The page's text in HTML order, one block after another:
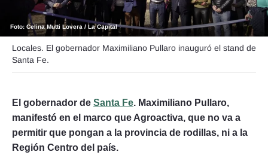
Foto: Celina Mutti Lovera / La Capital
Locales. El gobernador Maximiliano Pullaro inauguró el stand de
Santa Fe.
El gobernador de Santa Fe. Maximiliano Pullaro,
manifestó en el marco que Agroactiva, que no va a
permitir que pongan a la provincia de rodillas, ni a la
Región Centro del país.